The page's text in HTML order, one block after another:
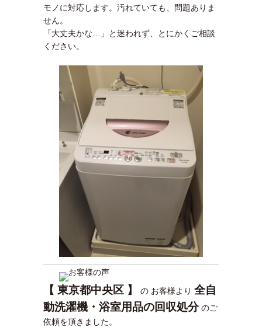
モノに対応します。汚れていても、問題ありま
せん。
「大丈夫かな…」と迷われず、とにかくご相談
ください。
【 東京都中央区 】 の お客様より 全自
動洗濯機・浴室用品の回収処分のご
依頼を頂きました。